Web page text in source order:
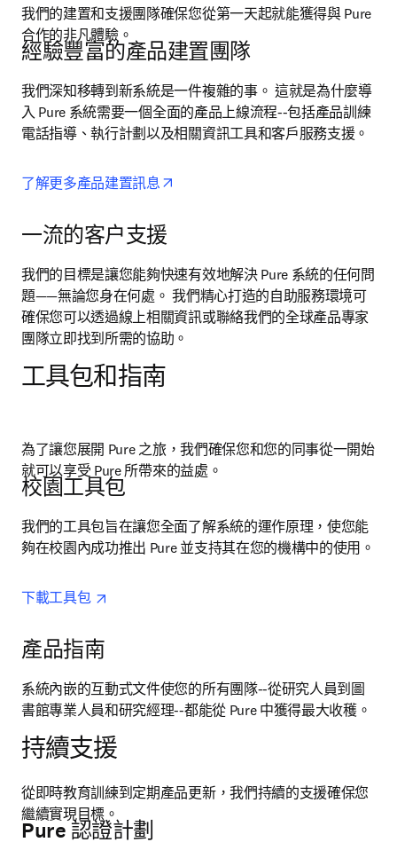
我們的建置和支援團隊確保您從第一天起就能獲得與 Pure
合作的非凡體驗。
經驗豐富的產品建置團隊
我們深知移轉到新系統是一件複雜的事。 這就是為什麼導
入 Pure 系統需要一個全面的產品上線流程--包括產品訓練
電話指導、執行計劃以及相關資訊工具和客戶服務支援。
了解更多產品建置訊息
一流的客户支援
我們的目標是讓您能夠快速有效地解決 Pure 系統的任何問
題——無論您身在何處。 我們精心打造的自助服務環境可
確保您可以透過線上相關資訊或聯絡我們的全球產品專家
團隊立即找到所需的協助。
工具包和指南
為了讓您展開 Pure 之旅，我們確保您和您的同事從一開始
就可以享受 Pure 所帶來的益處。
校園工具包
我們的工具包旨在讓您全面了解系統的運作原理，使您能
夠在校園內成功推出 Pure 並支持其在您的機構中的使用。
下載工具包
產品指南
系統內嵌的互動式文件使您的所有團隊--從研究人員到圖
書館專業人員和研究經理--都能從 Pure 中獲得最大收穫。
持續支援
從即時教育訓練到定期產品更新，我們持續的支援確保您
繼續實現目標。
Pure 認證計劃